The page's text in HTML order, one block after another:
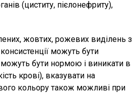
(циститу, пієлонефриту),
жовтих, рожевих виділень з
можуть бути
бути нормою і виникати в
крові), вказувати на
кольору також можливі при